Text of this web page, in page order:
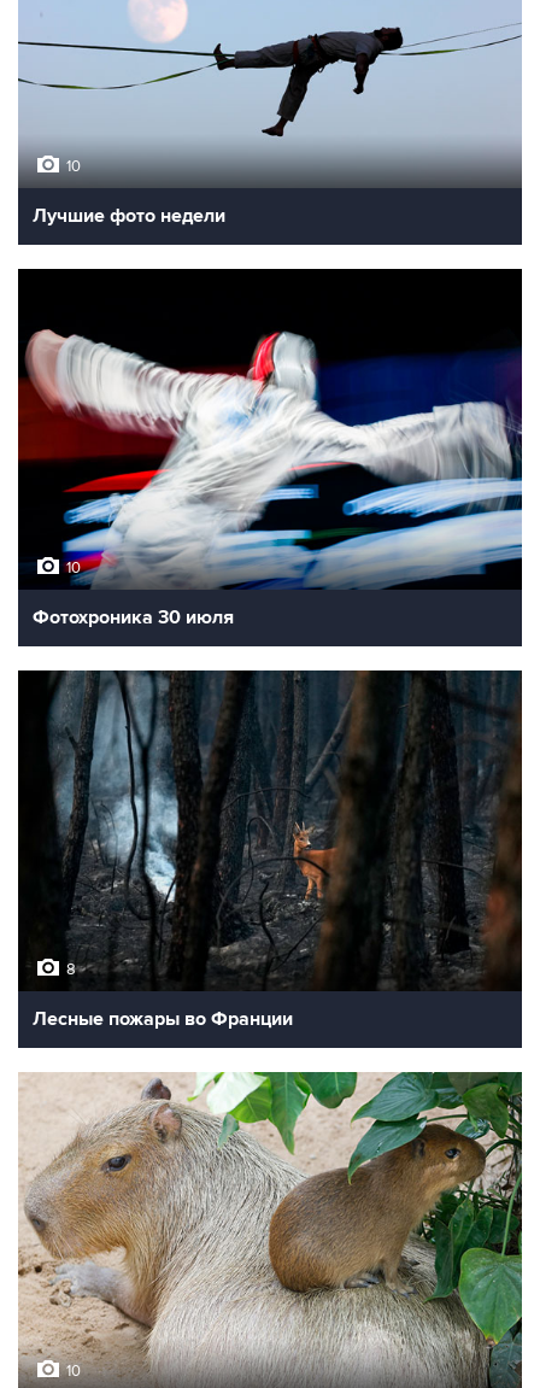
10
Лучшие фото недели
10
Фотохроника 30 июля
8
Лесные пожары во Франции
10